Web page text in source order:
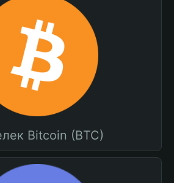
Bitcoin (BTC)